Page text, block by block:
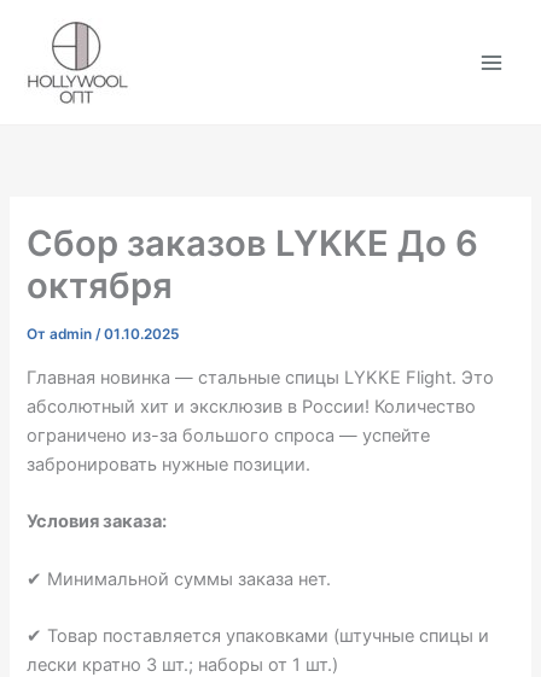
содержимому
Сбор заказов LYKKE До 6
октября
Отadmin/01.10.2025
Главная новинка — стальные спицы LYKKE Flight. Это
абсолютный хит и эксклюзив в России! Количество
ограничено из-за большого спроса — успейте
забронировать нужные позиции.
Условия заказа:
✔ Минимальной суммы заказа нет.
✔ Товар поставляется упаковками (штучные спицы и
лески кратно 3 шт.; наборы от 1 шт.)